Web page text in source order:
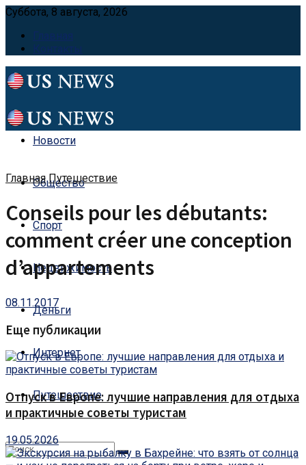
Суббота, 8 августа, 2026
Главная
Контакты
Новости
Общество
Спорт
Недвижимость
Деньги
Интернет
Путешествие
Главная Путешествие
Conseils pour les débutants:
comment créer une conception
d’appartements
08.11.2017
Еще публикации
Отпуск в Европе: лучшие направления для отдыха
и практичные советы туристам
19.05.2026